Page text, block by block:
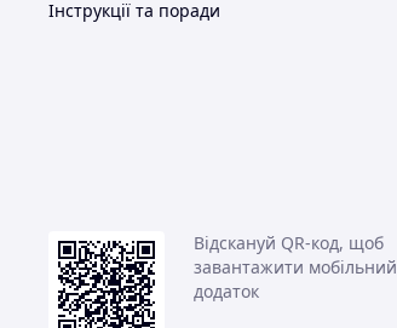
Інструкції та поради
Відскануй QR-код, щоб
завантажити мобільний
додаток